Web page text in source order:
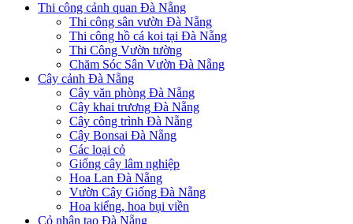
Thi công cảnh quan Đà Nẵng
Thi công sân vườn Đà Nẵng
Thi công hồ cá koi tại Đà Nẵng
Thi Công Vườn tường
Chăm Sóc Sân Vườn Đà Nẵng
Cây cảnh Đà Nẵng
Cây văn phòng Đà Nẵng
Cây khai trương Đà Nẵng
Cây công trình Đà Nẵng
Cây Bonsai Đà Nẵng
Các loại cỏ
Giống cây lâm nghiệp
Hoa Lan Đà Nẵng
Vườn Cây Giống Đà Nẵng
Hoa kiểng, hoa bụi viền
Cỏ nhân tạo Đà Nẵng